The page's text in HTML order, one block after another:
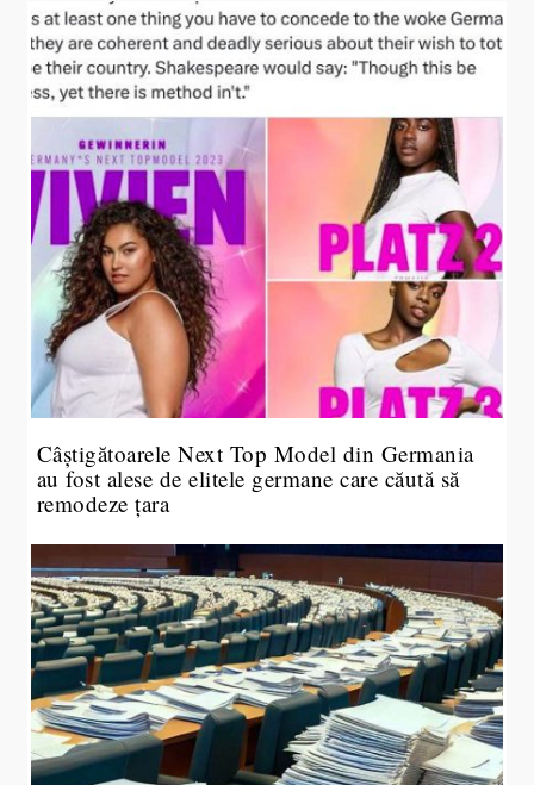
Câștigătoarele Next Top Model din Germania
au fost alese de elitele germane care căută să
remodeze țara